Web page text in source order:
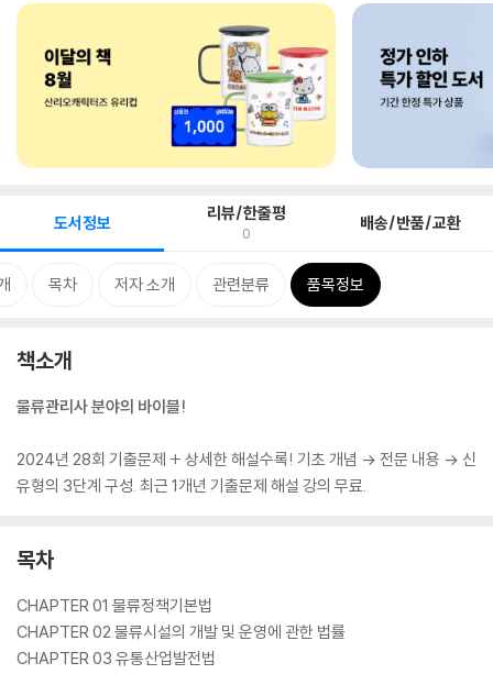
도서정보 리뷰/한줄평
0 배송/반품/교환
목차 저자 소개 관련분류 품목정보
책소개
물류관리사 분야의 바이블!
2024년 28회 기출문제 + 상세한 해설수록! 기초 개념 → 전문 내용 → 신
유형의 3단계 구성. 최근 1개년 기출문제 해설 강의 무료.
목차
CHAPTER 01 물류정책기본법
CHAPTER 02 물류시설의 개발 및 운영에 관한 법률
CHAPTER 03 유통산업발전법